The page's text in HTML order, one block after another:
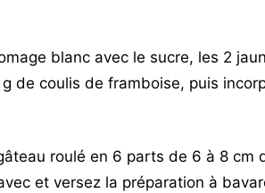
blanc avec le sucre, les 2
de coulis de framboise, puis
roulé en 6 parts de 6 à 8 cm
et versez la préparation à